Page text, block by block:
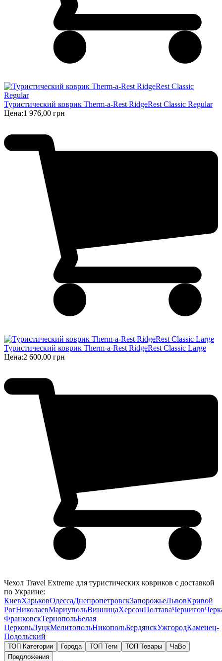
Туристический коврик Therm-a-Rest RidgeRest Classic Regular
Цена:1 976,00 грн
Туристический коврик Therm-a-Rest RidgeRest Classic Large
Цена:2 600,00 грн
Чехол Travel Extreme для туристических ковриков с доставкой
по Украине:
КиевХарьковОдессаДнепропетровскЗапорожьеЛьвовКривой
РогНиколаевМариупольВинницаХерсонПолтаваЧернигов
ФранковскТернопольБелая
ЦерковьЛуцкМелитопольНикопольБердянскУжгородКаменец-
Подольский
ТОП Категории Города ТОП Теги ТОП Товары
ЧаВо
Предложения